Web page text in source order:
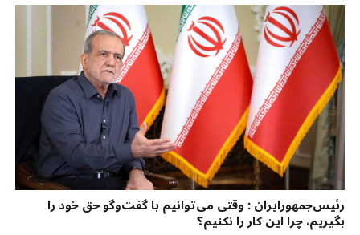
رئیس‌جمهورایران : وقتی می‌توانیم با گفت‌وگو حق خود را
بگیریم، چرا این کار را نکنیم؟